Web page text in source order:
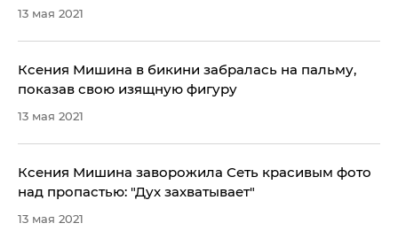
13 мая 2021
Ксения Мишина в бикини забралась на пальму,
показав свою изящную фигуру
13 мая 2021
Ксения Мишина заворожила Сеть красивым фото
над пропастью: "Дух захватывает"
13 мая 2021